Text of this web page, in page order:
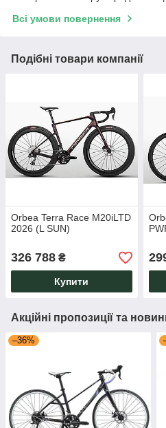
Всі умови повернення
Подібні товари компанії
Orbea Terra Race M20iLTD
2026 (L SUN)
326 788 ₴
Купити
Акційні пропозиції та
–36%